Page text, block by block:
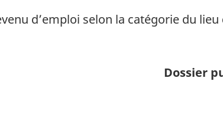
d’emploi selon la catégorie du
Dossier